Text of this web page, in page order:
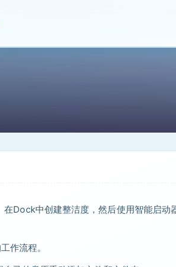
Dock中创建整洁度，然后使用智能启动
作流程。